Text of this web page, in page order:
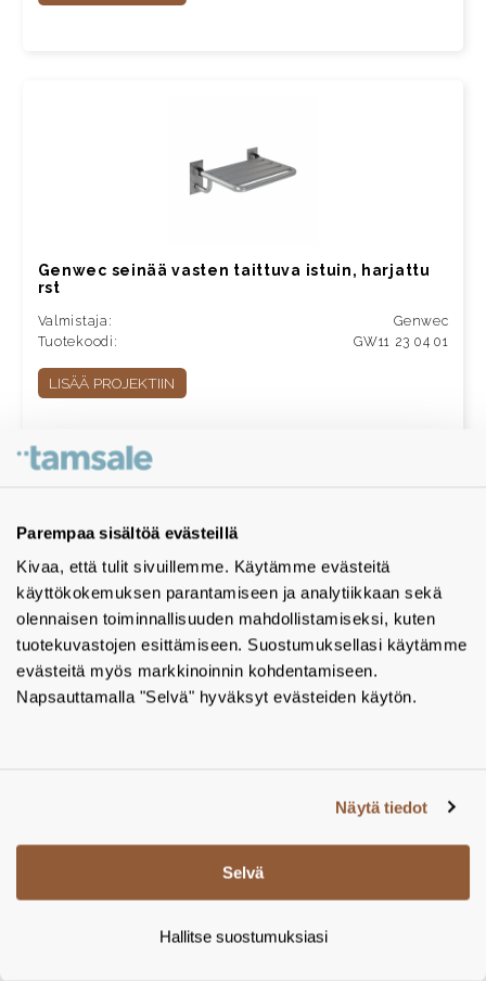
Parempaa sisältöä evästeillä
Kivaa, että tulit sivuillemme. Käytämme evästeitä
käyttökokemuksen parantamiseen ja analytiikkaan sekä
olennaisen toiminnallisuuden mahdollistamiseksi, kuten
tuotekuvastojen esittämiseen. Suostumuksellasi käytämme
evästeitä myös markkinoinnin kohdentamiseen.
Napsauttamalla "Selvä" hyväksyt evästeiden käytön.
Näytä tiedot
Selvä
Hallitse suostumuksiasi
Genwec seinää vasten taittuva istuin, harjattu
rst
Valmistaja:
Genwec
Tuotekoodi:
GW11 23 04 01
LISÄÄ PROJEKTIIN
Genwec seinää vasten taittuva istuin, nylon, rst
seinätuki